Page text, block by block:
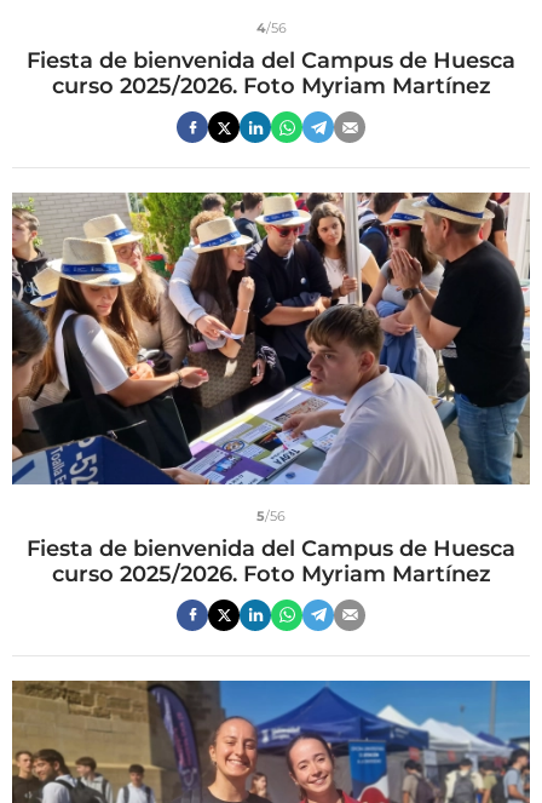
4/56
Fiesta de bienvenida del Campus de Huesca
curso 2025/2026. Foto Myriam Martínez
5/56
Fiesta de bienvenida del Campus de Huesca
curso 2025/2026. Foto Myriam Martínez